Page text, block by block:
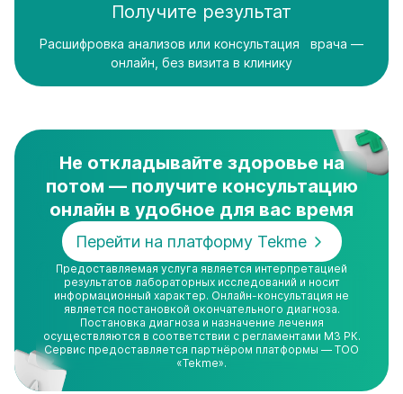
Получите результат
Расшифровка анализов или консультация врача —
онлайн, без визита в клинику
Не откладывайте здоровье на
потом — получите консультацию
онлайн в удобное для вас время
Перейти на платформу Tekme
Предоставляемая услуга является интерпретацией
результатов лабораторных исследований и носит
информационный характер. Онлайн-консультация не
является постановкой окончательного диагноза.
Постановка диагноза и назначение лечения
осуществляются в соответствии с регламентами МЗ РК.
Сервис предоставляется партнёром платформы — ТОО
«Tekme».